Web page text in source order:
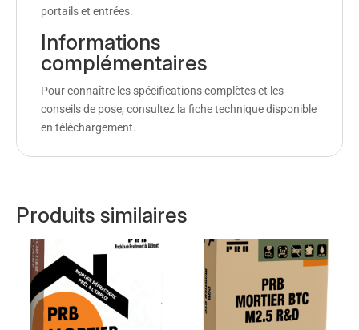
portails et entrées.
Informations
complémentaires
Pour connaître les spécifications complètes et les
conseils de pose, consultez la fiche technique disponible
en téléchargement.
Produits similaires